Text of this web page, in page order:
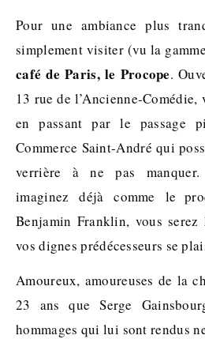
Pour une ambiance plus
simplement visiter (vu la
café de Paris, le Procope.
13 rue de l’Ancienne-
en passant par le passage
Commerce Saint-André qui
verrière à ne pas
imaginez déjà comme le
Benjamin Franklin, vous serez
vos dignes prédécesseurs se
Amoureux, amoureuses de la
23 ans que Serge
hommages qui lui sont rendus